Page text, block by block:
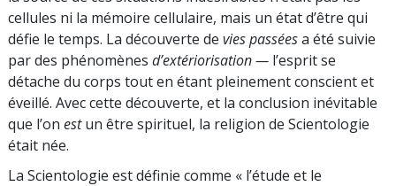
cellules ni la mémoire cellulaire, mais un état d’être qui
défie le temps. La découverte de vies passéesa été suivie
par des phénomènes d’extériorisation— l’esprit se
détache du corps tout en étant pleinement conscient et
éveillé. Avec cette découverte, et la conclusion inévitable
que l’on estun être spirituel, la religion de Scientologie
était née.
La Scientologie est définie comme « l’étude et le